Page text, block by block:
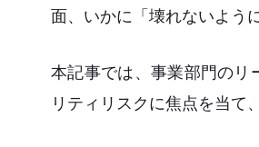
面、いかに「壊れないよう
本記事では、事業部門のリ
リティリスクに焦点を当て